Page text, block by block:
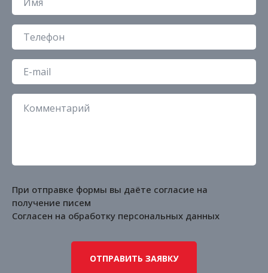
При отправке формы вы даёте согласие на
получение писем
Согласен на обработку персональных данных